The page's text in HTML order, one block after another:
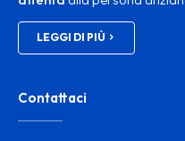
LEGGI DI PIÙ
Contattaci